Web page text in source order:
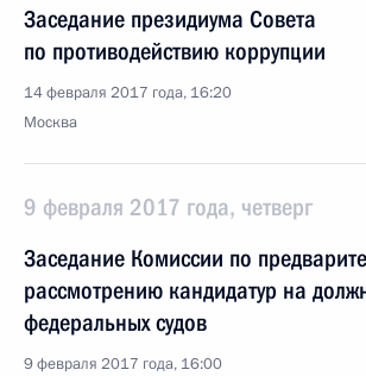
Заседание президиума Совета
по противодействию коррупции
14 февраля 2017 года, 16:20
Москва
9 февраля 2017 года, четверг
Заседание Комиссии по
рассмотрению кандидатур на
федеральных судов
9 февраля 2017 года, 16:00